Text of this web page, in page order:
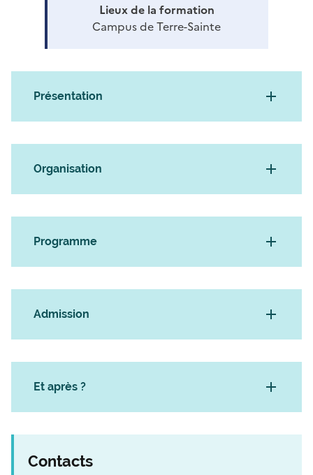
Lieux de la formation
Campus de Terre-Sainte
Présentation
Organisation
Programme
Admission
Et après ?
Contacts